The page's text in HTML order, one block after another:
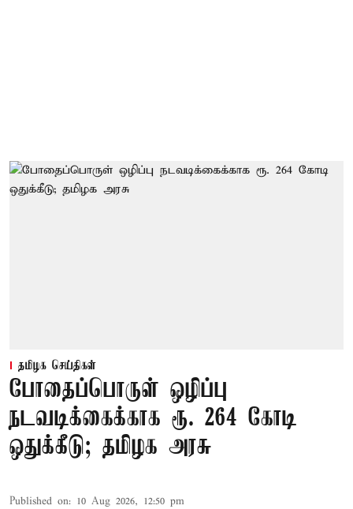
தமிழக செய்திகள்
போதைப்பொருள் ஒழிப்பு
நடவடிக்கைக்காக ரூ. 264 கோடி
ஒதுக்கீடு; தமிழக அரசு
Published on: 10 Aug 2026, 12:50 pm